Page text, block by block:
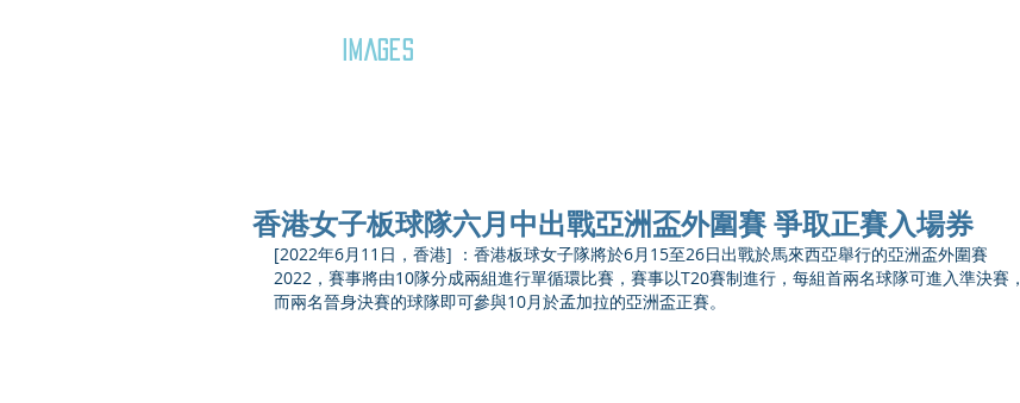
IMAGES
香港女子板球隊六月中出戰亞洲盃外圍賽 爭取正賽入場券
[2022年6月11日，香港] ：香港板球女子隊將於6月15至26日出戰於馬來西亞舉行的亞洲盃外圍賽
2022，賽事將由10隊分成兩組進行單循環比賽，賽事以T20賽制進行，每組首兩名球隊可進入準決賽，
而兩名晉身決賽的球隊即可參與10月於孟加拉的亞洲盃正賽。